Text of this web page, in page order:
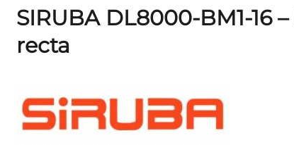
SIRUBA DL8000-BM1-16
recta